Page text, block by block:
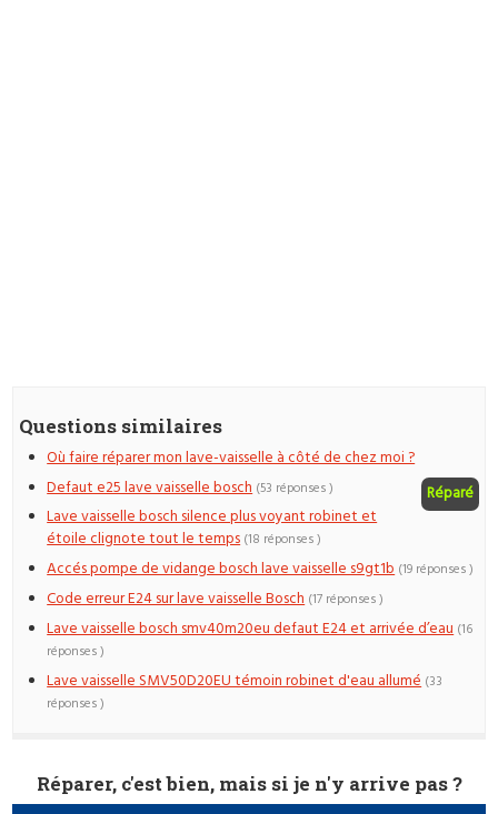
Questions similaires
Où faire réparer mon lave-vaisselle à côté de chez moi ?
Defaut e25 lave vaisselle bosch
Réparé
(53 réponses )
Lave vaisselle bosch silence plus voyant robinet et
étoile clignote tout le temps (18 réponses )
Accés pompe de vidange bosch lave vaisselle s9gt1b (19 réponses )
Code erreur E24 sur lave vaisselle Bosch (17 réponses )
Lave vaisselle bosch smv40m20eu defaut E24 et arrivée d’eau (16
réponses )
Lave vaisselle SMV50D20EU témoin robinet d'eau allumé (33
réponses )
Réparer, c'est bien, mais si je n'y arrive pas ?